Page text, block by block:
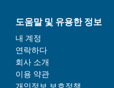
도움말 및 유용한 정보
내 계정
연락하다
회사 소개
이용 약관